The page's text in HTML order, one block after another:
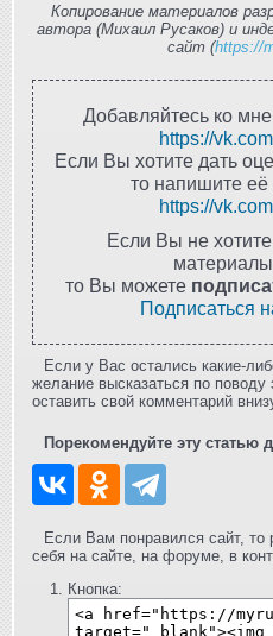
Копирование материалов
автора (Михаил Русаков) и
сайт (https://
Добавляйтесь ко
https://
Если Вы хотите дать
то напишите её
https://
Если Вы не
то Вы можете
Подписаться
Если у Вас остались какие-
желание высказаться по
оставить свой комментарий
Порекомендуйте эту статью
Если Вам понравился сайт, то
себя на сайте, на форуме, в
Кнопка: